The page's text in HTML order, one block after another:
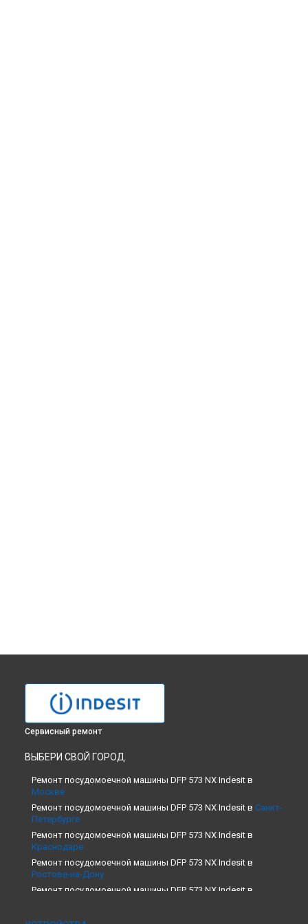
Сервисный ремонт
ВЫБЕРИ СВОЙ ГОРОД
Ремонт посудомоечной машины DFP 573 NX Indesit в
Москве
Ремонт посудомоечной машины DFP 573 NX Indesit в Санкт-
Петербурге
Ремонт посудомоечной машины DFP 573 NX Indesit в
Краснодаре
Ремонт посудомоечной машины DFP 573 NX Indesit в
Ростове-на-Дону
Ремонт посудомоечной машины DFP 573 NX Indesit в
Ремонт посудомоечной машины DFP 573 NX Indesit в